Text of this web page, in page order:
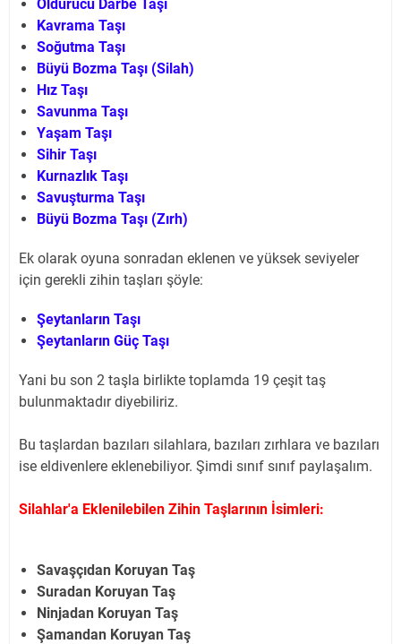
Öldürücü Darbe Taşı
Kavrama Taşı
Soğutma Taşı
Büyü Bozma Taşı (Silah)
Hız Taşı
Savunma Taşı
Yaşam Taşı
Sihir Taşı
Kurnazlık Taşı
Savuşturma Taşı
Büyü Bozma Taşı (Zırh)
Ek olarak oyuna sonradan eklenen ve yüksek seviyeler
için gerekli zihin taşları şöyle:
Şeytanların Taşı
Şeytanların Güç Taşı
Yani bu son 2 taşla birlikte toplamda 19 çeşit taş
bulunmaktadır diyebiliriz.
Bu taşlardan bazıları silahlara, bazıları zırhlara ve bazıları
ise eldivenlere eklenebiliyor. Şimdi sınıf sınıf paylaşalım.
Silahlar'a Eklenilebilen Zihin Taşlarının İsimleri:
Savaşçıdan Koruyan Taş
Suradan Koruyan Taş
Ninjadan Koruyan Taş
Şamandan Koruyan Taş